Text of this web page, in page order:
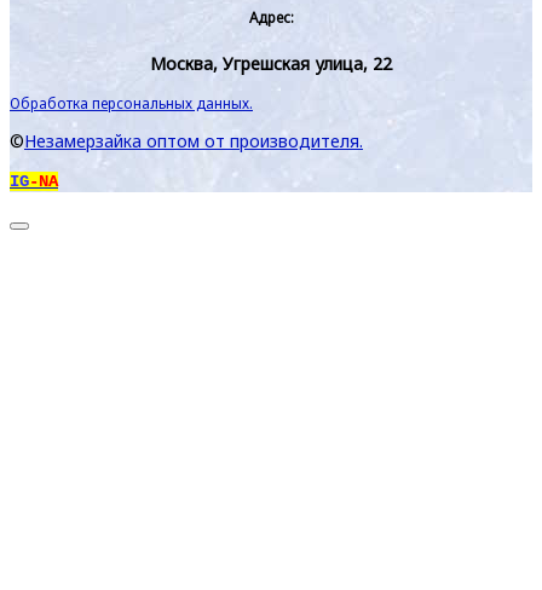
Адрес:
Москва, Угрешская улица, 22
Обработка персональных данных.
©Незамерзайка оптом от производителя.
IG-NA